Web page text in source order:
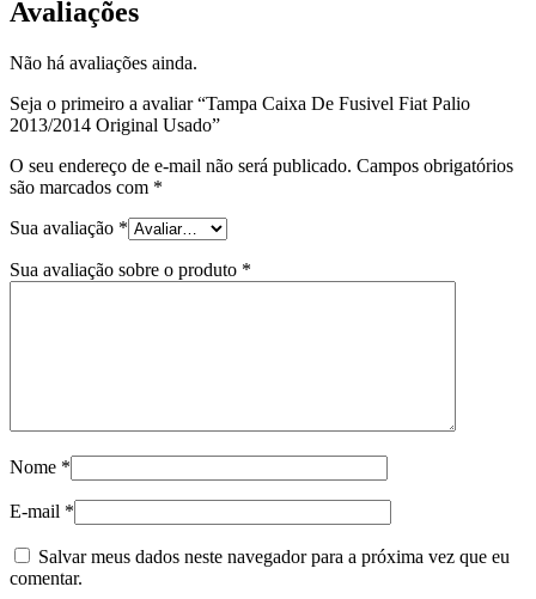
Avaliações
Não há avaliações ainda.
Seja o primeiro a avaliar “Tampa Caixa De Fusivel Fiat Palio
2013/2014 Original Usado”
O seu endereço de e-mail não será publicado. Campos obrigatórios
são marcados com *
Sua avaliação *
Sua avaliação sobre o produto *
Nome *
E-mail *
Salvar meus dados neste navegador para a próxima vez que eu
comentar.